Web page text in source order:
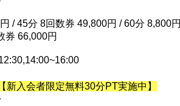
/ 45分 8回数券 49,800円 / 60分 8,800円
券 66,000円
【新入会者限定無料30分PT実施中】